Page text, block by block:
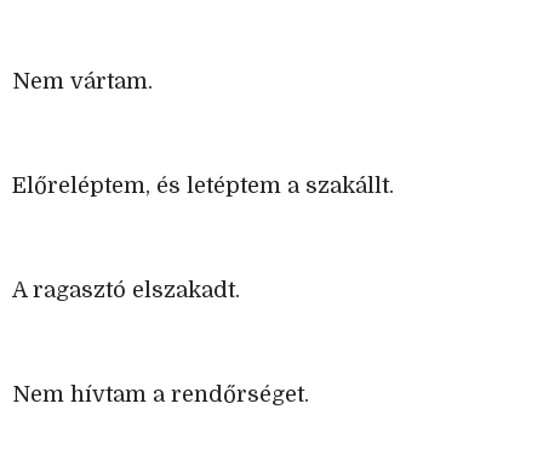
Nem vártam.
Előreléptem, és letéptem a szakállt.
A ragasztó elszakadt.
Nem hívtam a rendőrséget.